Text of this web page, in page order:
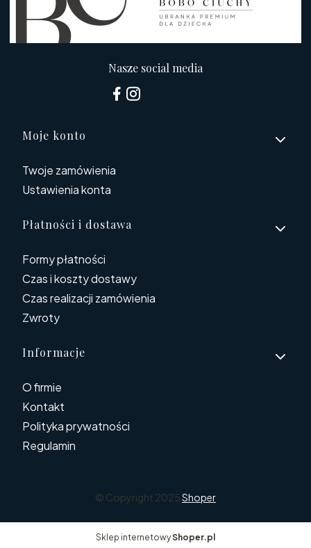
Nasze social media
Linki w stopce
Moje konto
Twoje zamówienia
Ustawienia konta
Płatności i dostawa
Formy płatności
Czas i koszty dostawy
Czas realizacji zamówienia
Zwroty
Informacje
O firmie
Kontakt
Polityka prywatności
Regulamin
© Copyright 2025Shoper
Sklep internetowyShoper.pl